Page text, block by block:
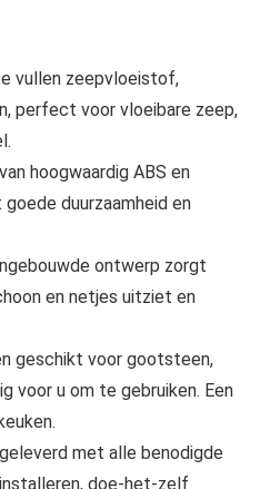
vullen zeepvloeistof,
perfect voor vloeibare zeep,
hoogwaardig ABS en
duurzaamheid en
ontwerp zorgt
en netjes uitziet en
geschikt voor gootsteen,
voor u om te gebruiken. Een
met alle benodigde
doe-het-zelf